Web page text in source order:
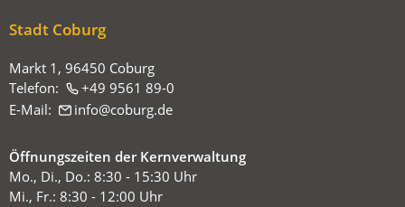
Stadt Coburg
Markt 1, 96450 Coburg
Telefon:
+49 9561 89-0
E-Mail:
info coburg de
Öffnungszeiten der Kernverwaltung
Mo., Di., Do.: 8:30 - 15:30 Uhr
Mi., Fr.: 8:30 - 12:00 Uhr